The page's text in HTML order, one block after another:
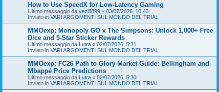
How to Use SpeedX for Low-Latency Gaming
Ultimo messaggio da yezi8899 « 03/07/2026, 10:43
Inviato in VARI ARGOMENTI SUL MONDO DEL TRIAL
MMOexp: Monopoly GO x The Simpsons: Unlock 1,000+ Free
Dice and 5-Star Sticker Rewards
Ultimo messaggio da Lutra « 02/07/2026, 5:31
Inviato in VARI ARGOMENTI SUL MONDO DEL TRIAL
MMOexp: FC26 Path to Glory Market Guide: Bellingham and
Mbappé Price Predictions
Ultimo messaggio da Lutra « 02/07/2026, 5:30
Inviato in VARI ARGOMENTI SUL MONDO DEL TRIAL